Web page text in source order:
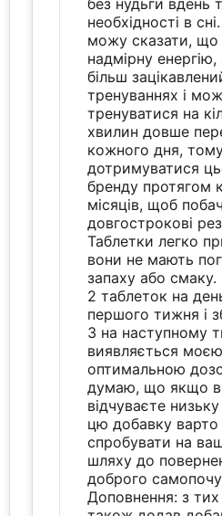
необхідності в
можу сказати, що
надмірну енергію,
більш
тренуваннях і
тренуватися на
хвилин довше
кожного дня,
дотримуватися
бренду протягом
місяців, щоб
довгострокові
Таблетки легко
вони не мають
запаху або
2 таблеток на
першого тижня і
3 на наступному
виявляється моєю
оптимальною
думаю, що якщо
відчуваєте
цю добавку варто
спробувати на
шляху до
доброго
Доповнення: з тих